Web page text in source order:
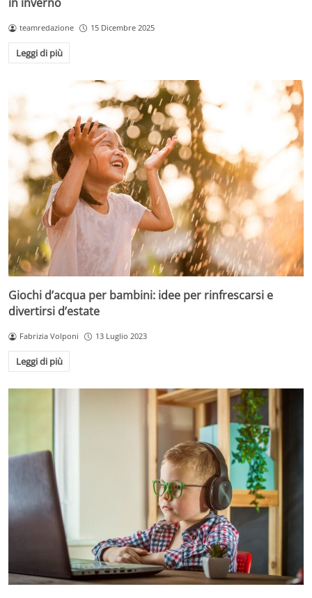
teamredazione 15 Dicembre 2025
Leggi di più
Giochi d’acqua per bambini: idee per rinfrescarsi e
divertirsi d’estate
Fabrizia Volponi 13 Luglio 2023
Leggi di più